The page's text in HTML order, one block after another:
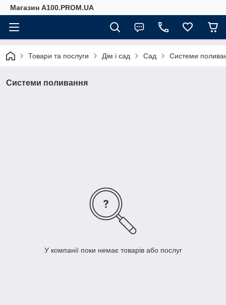
Магазин A100.PROM.UA
Товари та послуги Дім і сад Сад Системи
Системи поливання
У компанії поки немає товарів або послуг